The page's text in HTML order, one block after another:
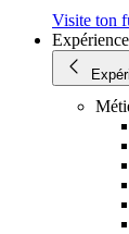
Visite ton